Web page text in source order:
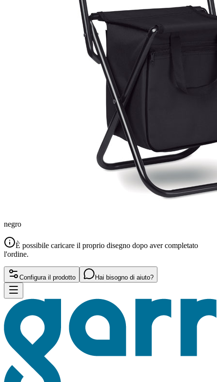
negro
È possibile caricare il proprio disegno dopo aver completato
l'ordine.
Configura il prodotto Hai bisogno di aiuto?